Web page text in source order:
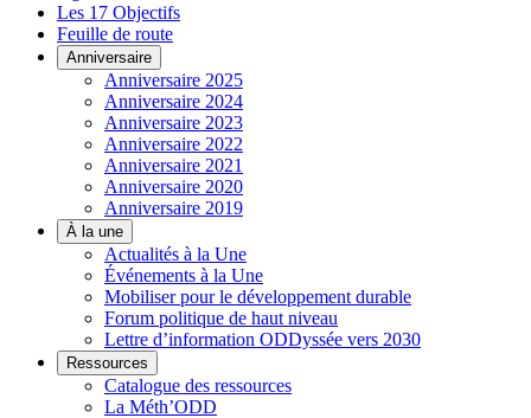
Les 17 Objectifs
Feuille de route
Anniversaire
Anniversaire 2025
Anniversaire 2024
Anniversaire 2023
Anniversaire 2022
Anniversaire 2021
Anniversaire 2020
Anniversaire 2019
À la une
Actualités à la Une
Événements à la Une
Mobiliser pour le développement durable
Forum politique de haut niveau
Lettre d’information ODDyssée vers 2030
Ressources
Catalogue des ressources
La Méth’ODD